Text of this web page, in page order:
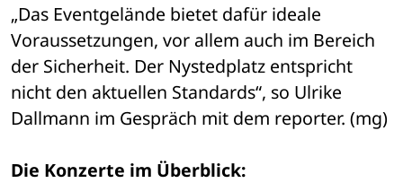
„Das Eventgelände bietet dafür ideale
Voraussetzungen, vor allem auch im Bereich
der Sicherheit. Der Nystedplatz entspricht
nicht den aktuellen Standards“, so Ulrike
Dallmann im Gespräch mit dem reporter. (mg)
Die Konzerte im Überblick: